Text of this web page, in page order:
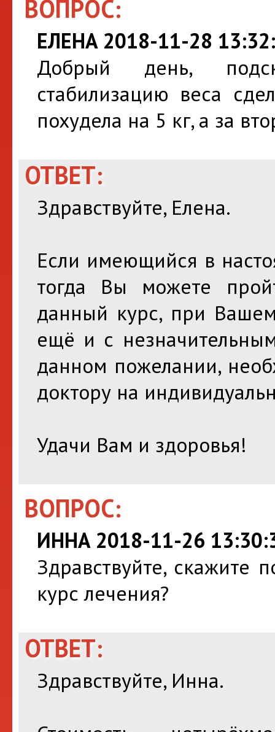
ВОПРОС:
ЕЛЕНА 2018-11-28
Добрый день,
стабилизацию веса
похудела на 5 кг, а за
ОТВЕТ:
Здравствуйте, Елена.
Если имеющийся в
тогда Вы можете
данный курс, при
ещё и с
данном пожелании,
доктору на
Удачи Вам и здоровья!
ВОПРОС:
ИННА 2018-11-26
Здравствуйте, скажите
курс лечения?
ОТВЕТ:
Здравствуйте, Инна.